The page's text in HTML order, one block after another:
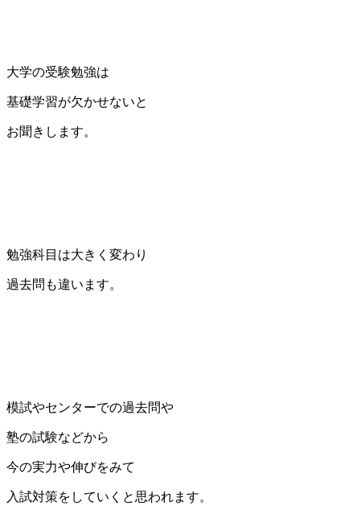
大学の受験勉強は
基礎学習が欠かせないと
お聞きします。
勉強科目は大きく変わり
過去問も違います。
模試やセンターでの過去問や
塾の試験などから
今の実力や伸びをみて
入試対策をしていくと思われます。